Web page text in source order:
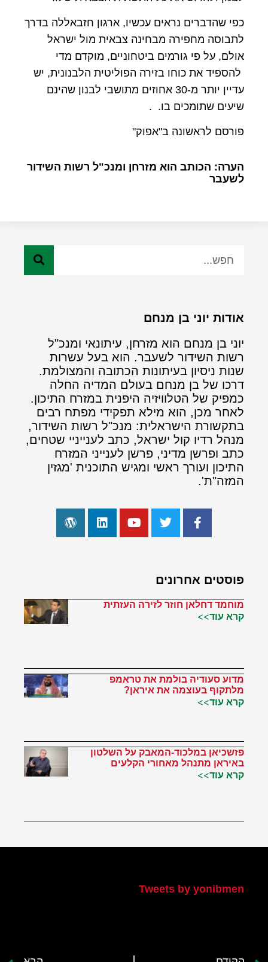
כפי שהדברים נראים עכשיו, ארגון חזבאללה בדרך
לתבוסה מחפירה מבחינה צבאית מול ישראל
אולם, על פי גורמים ביטחוניים, מוקדם מדי
להספיד את כוחו בזירה הפוליטית הלבנונית, יש
עדיין יותר מ-30 אחוזים מתושבי לבנון שהינם
שיעים שתומכים בו. .
פורסם לראשונה ב"אפוק"
הערה: הכותב הוא מזרחן ומנכ"ל רשות השידור
לשעבר
אודות יוני בן מנחם
יוני בן מנחם הוא מזרחן, עיתונאי ומנכ"ל
רשות השידור לשעבר. הוא בעל עשרות
שנות ניסיון בעיתונות הכתובה והמצולמת.
דרכו של בן מנחם בעולם המדיה החלה
כמפיק של הטלוויזיה היפנית במזרח התיכון.
לאחר מכן, הוא מילא תפקידי מפתח רבים
בתקשורת הישראלית: מנכ"ל רשות השידור,
מנהל רדיו קול ישראל, כתב לענייניי שטחים,
כתב ופרשן מדיני, פרשן לענייני המזרח
התיכון ועורך ראשי ומגיש התוכנית 'מגזין
המזה"ת'.
פוסטים אחרונים
מוחמד דחלאן חוזר לזירה העזתית
קרא עוד>>
מדוע סעודיה בולמת את טראמפ
מלתקוף בעוצמה את איראן?
קרא עוד>>
פזשכיאן במלכוד-המאבק על השלטון
באיראן מתנהל מאחורי הקלעים
קרא עוד>>
Tweets by yonibmen